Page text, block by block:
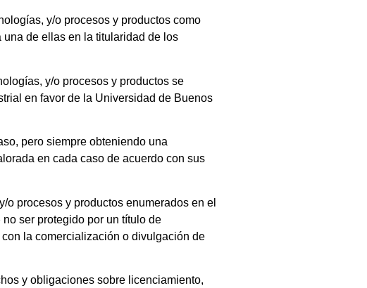
y/o procesos y productos como
de ellas en la titularidad de los
y/o procesos y productos se
en favor de la Universidad de Buenos
pero siempre obteniendo una
en cada caso de acuerdo con sus
procesos y productos enumerados en el
ser protegido por un título de
la comercialización o divulgación de
y obligaciones sobre licenciamiento,